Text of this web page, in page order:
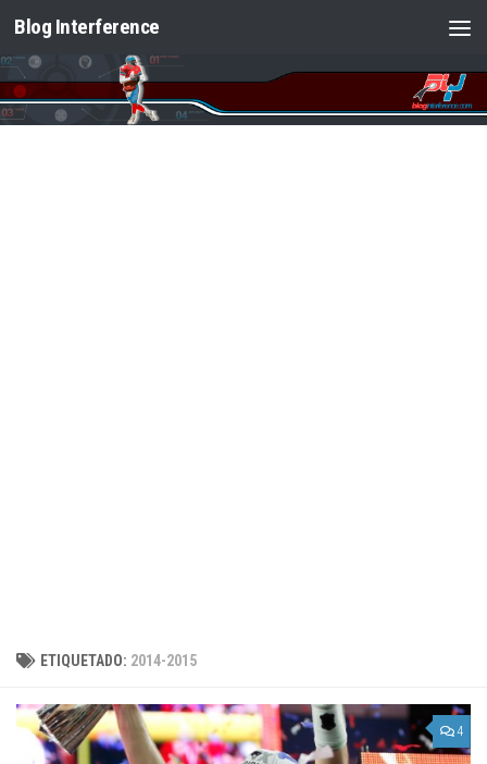
Saltar al contenido
Blog Interference
ETIQUETADO: 2014-2015
4